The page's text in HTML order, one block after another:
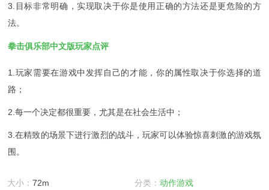
3.目标非常明确，实现取决于你是使用正确的方法还是更危险的方
法。
拳击俱乐部中文版玩家点评
1.玩家需要在游戏中发挥自己的才能，你的属性取决于你选择的道
路；
2.每一个决定都很重要，尤其是在社会生活中；
3.在精致的场景下进行激烈的战斗，玩家可以体验惊喜刺激的游戏氛
围。
大小： 72m 分类： 动作游戏